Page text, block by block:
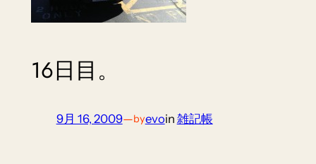
16日目。
9月 16, 2009—byevoin 雑記帳